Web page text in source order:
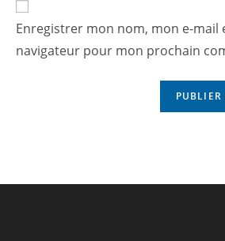
Enregistrer mon nom, mon e-mail
navigateur pour mon prochain